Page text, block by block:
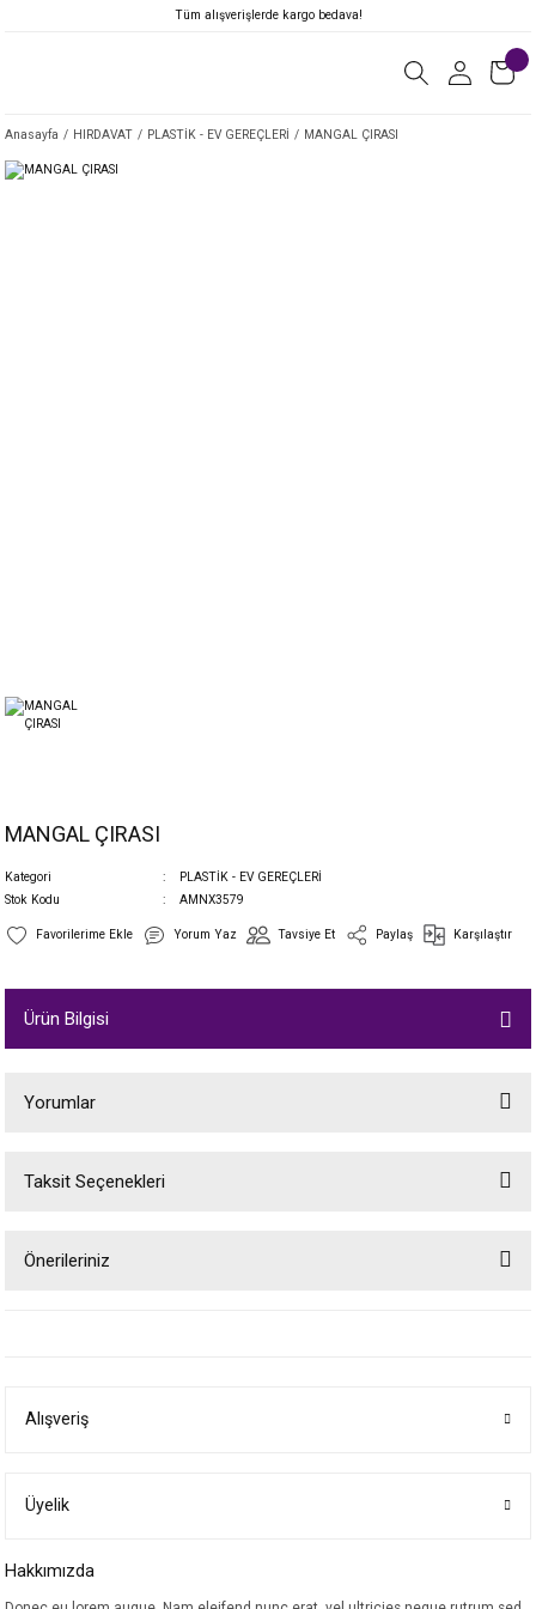
Tüm alışverişlerde kargo bedava!
Anasayfa HIRDAVAT PLASTİK - EV GEREÇLERİ MANGAL ÇIRASI
MANGAL ÇIRASI
Kategori
PLASTİK - EV GEREÇLERİ
Stok Kodu
AMNX3579
Yorum Yaz Tavsiye Et Paylaş Karşılaştır
Ürün Bilgisi
Yorumlar
Taksit Seçenekleri
Önerileriniz
Ürün bilgilerinde hatalar bulunuyor.
Bu ürüne benzer farklı alternatifler olmalı.
Alışveriş
Üyelik
Hakkımızda